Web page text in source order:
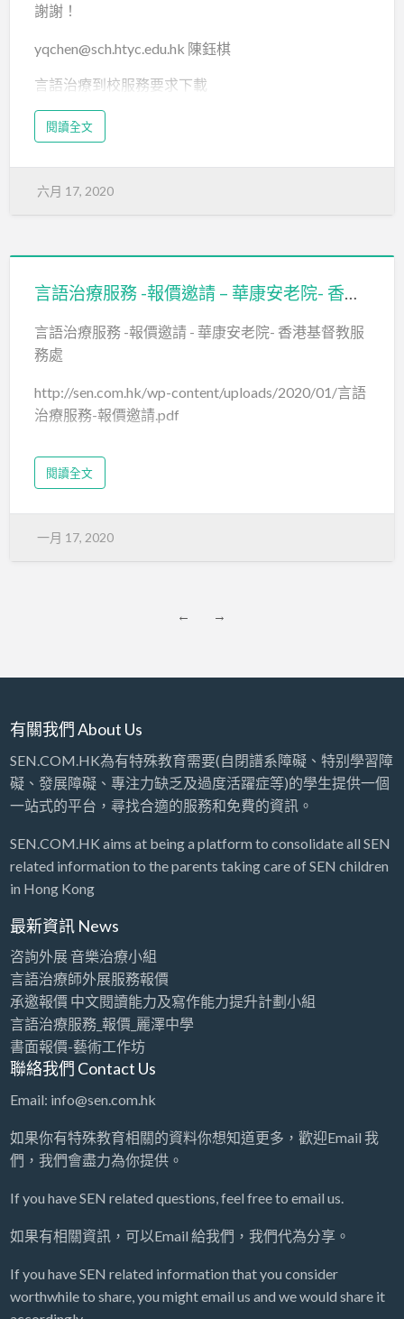
謝謝！
yqchen@sch.htyc.edu.hk 陳鈺棋
言語治療到校服務要求下載
閱讀全文
六月 17, 2020
言語治療服務 -報價邀請 – 華康安老院- 香港基督教服務處
言語治療服務 -報價邀請 - 華康安老院- 香港基督教服
務處
http://sen.com.hk/wp-content/uploads/2020/01/言語
治療服務-報價邀請.pdf
閱讀全文
一月 17, 2020
← →
有關我們 About Us
SEN.COM.HK為有特殊教育需要(自閉譜系障礙、特别學習障
礙、發展障礙、專注力缺乏及過度活躍症等)的學生提供一個
一站式的平台，尋找合適的服務和免費的資訊。
SEN.COM.HK aims at being a platform to consolidate all SEN
related information to the parents taking care of SEN children
in Hong Kong
最新資訊 News
咨詢外展 音樂治療小組
言語治療師外展服務報價
承邀報價 中文閱讀能力及寫作能力提升計劃小組
言語治療服務_報價_麗澤中學
書面報價-藝術工作坊
聯絡我們 Contact Us
Email: info@sen.com.hk
如果你有特殊教育相關的資料你想知道更多，歡迎Email 我
們，我們會盡力為你提供。
If you have SEN related questions, feel free to email us.
如果有相關資訊，可以Email 給我們，我們代為分享。
If you have SEN related information that you consider
worthwhile to share, you might email us and we would share it